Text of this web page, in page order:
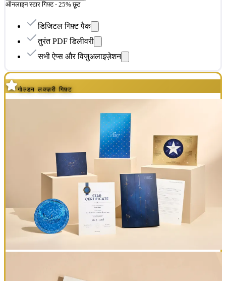
ऑनलाइन स्टार गिफ़्ट - 25% छूट
डिजिटल गिफ़्ट पैक
तुरंत PDF डिलीवरी
सभी ऐप्स और विज़ुअलाइज़ेशन
गोल्डन लक्ज़री गिफ़्ट